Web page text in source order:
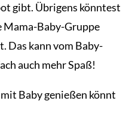
gibt. Übrigens könntest
Mama-Baby-Gruppe
Das kann vom Baby-
auch mehr Spaß!
Baby genießen könnt